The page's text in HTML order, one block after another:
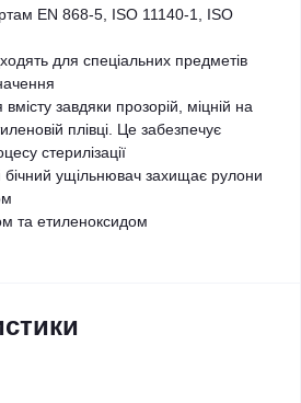
EN 868-5, ISO 11140-1, ISO
для спеціальних предметів
вмісту завдяки прозорій, міцній на
плівці. Це забезпечує
стерилізації
ущільнювач захищає рулони
та етиленоксидом